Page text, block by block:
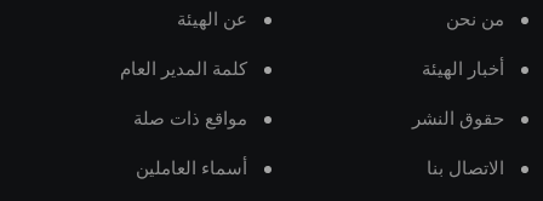
من نحن عن الهيئة
أخبار الهيئة كلمة المدير العام
حقوق النشر مواقع ذات صلة
الاتصال بنا أسماء العاملين